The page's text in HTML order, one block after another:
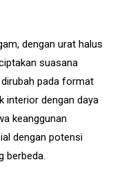
dengan urat halus
suasana
pada format
interior dengan daya
keanggunan
dengan potensi
berbeda.